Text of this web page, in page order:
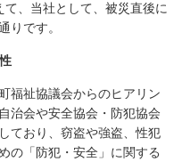
、当社として、被災直後に
りです。
福祉協議会からのヒアリン
治会や安全協会・防犯協会
ており、窃盗や強盗、性犯
の「防犯・安全」に関する